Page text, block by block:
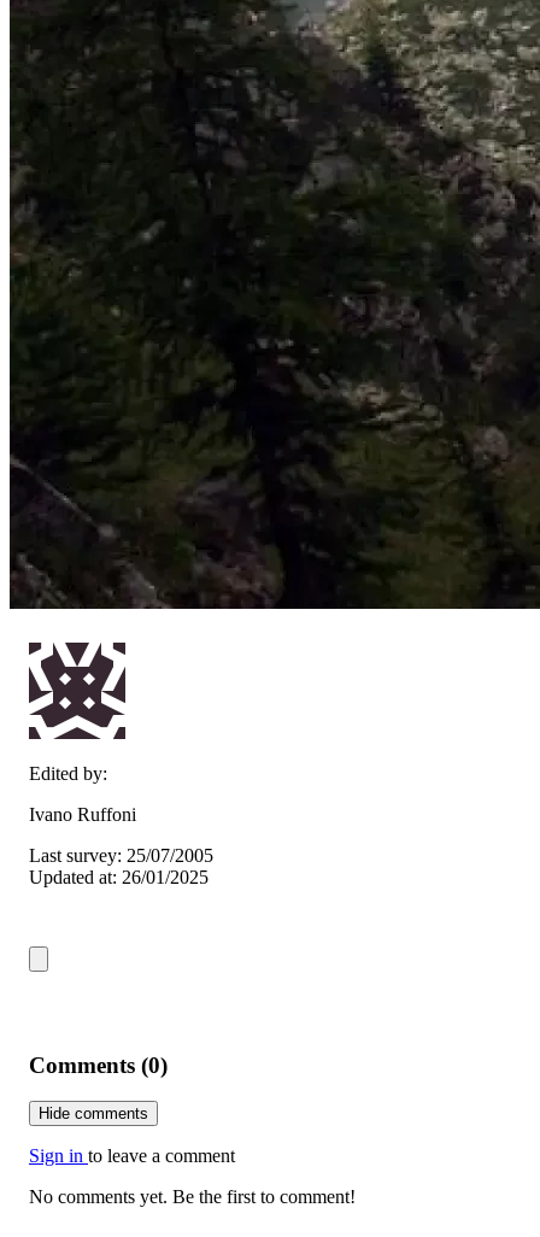
Edited by:
Ivano Ruffoni
Last survey: 25/07/2005
Updated at: 26/01/2025
Comments (0)
Hide comments
Sign in to leave a comment
No comments yet. Be the first to comment!